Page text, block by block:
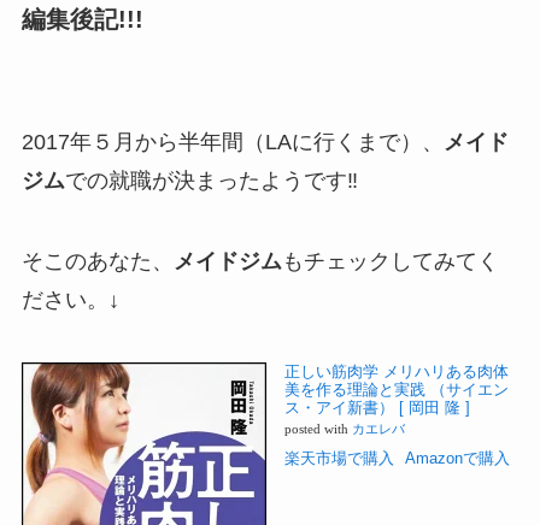
編集後記!!!
2017年５月から半年間（LAに行くまで）、
メイド
ジムでの就職が決まったようです‼
そこのあなた、 メイドジムもチェックしてみてく
ださい。↓
正しい筋肉学 メリハリある肉体
美を作る理論と実践 （サイエン
ス・アイ新書） [ 岡田 隆 ]
posted with カエレバ
楽天市場で購入 Amazonで購入